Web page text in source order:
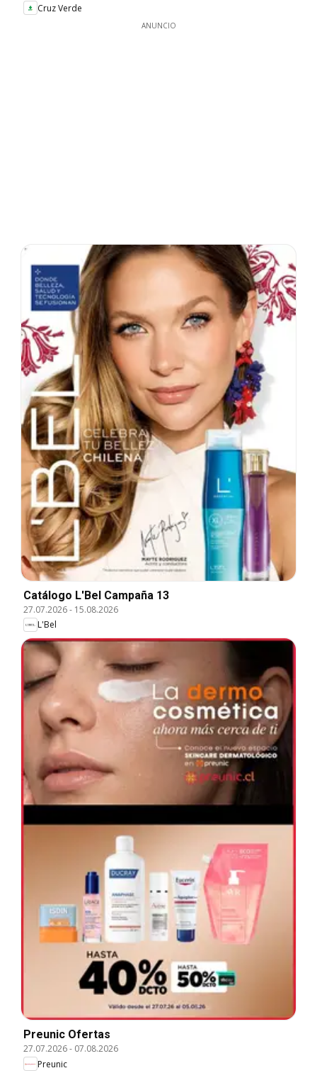
Cruz Verde
ANUNCIO
Catálogo L'Bel Campaña 13
27.07.2026- 15.08.2026
L'Bel
Preunic Ofertas
27.07.2026- 07.08.2026
Preunic